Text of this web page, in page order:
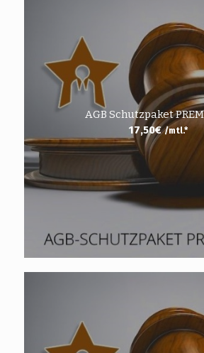
AGB Schutzpaket
17,50€ /mtl.*